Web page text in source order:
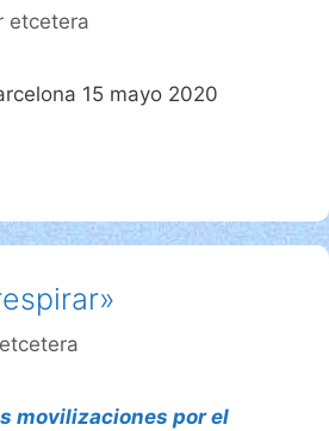
etcetera
15 mayo 2020
etcetera
movilizaciones por el